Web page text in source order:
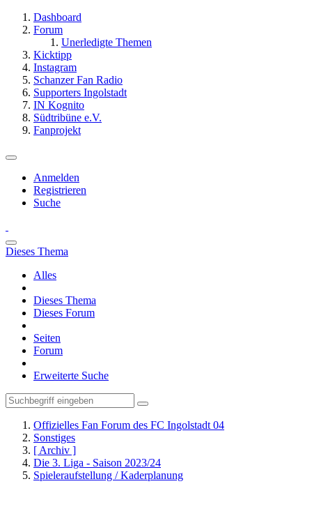
Dashboard
Forum
Unerledigte Themen
Kicktipp
Instagram
Schanzer Fan Radio
Supporters Ingolstadt
IN Kognito
Südtribüne e.V.
Fanprojekt
Anmelden
Registrieren
Suche
Dieses Thema
Alles
Dieses Thema
Dieses Forum
Seiten
Forum
Erweiterte Suche
Offizielles Fan Forum des FC Ingolstadt 04
Sonstiges
[ Archiv ]
Die 3. Liga - Saison 2023/24
Spieleraufstellung / Kaderplanung